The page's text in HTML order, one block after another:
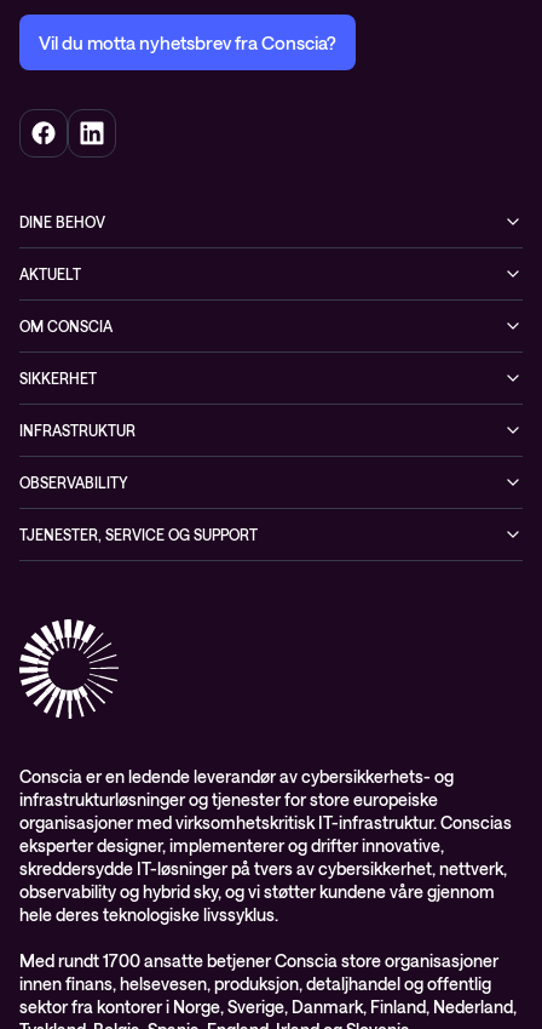
Vil du motta nyhetsbrev fra Conscia?
DINE BEHOV
Sikkerhet
Observability
Tjenester, service og support
AKTUELT
Referanser
Whitepapers
Blogg
Nyheter
OM CONSCIA
Ansatte
Partnere
Presserom
Aktsomhetsvurdering
SIKKERHET
Sikkerhetsløsninger
Conscia ThreatInsights
INFRASTRUKTUR
Løsninger
OBSERVABILITY
TJENESTER, SERVICE OG SUPPORT
Conscia Education Services
Conscia er en ledende leverandør av cybersikkerhets- og
infrastrukturløsninger og tjenester for store europeiske
organisasjoner med virksomhetskritisk IT-infrastruktur. Conscias
eksperter designer, implementerer og drifter innovative,
skreddersydde IT-løsninger på tvers av cybersikkerhet, nettverk,
observability og hybrid sky, og vi støtter kundene våre gjennom
hele deres teknologiske livssyklus.
Med rundt 1700 ansatte betjener Conscia store organisasjoner
innen finans, helsevesen, produksjon, detaljhandel og offentlig
sektor fra kontorer i Norge, Sverige, Danmark, Finland, Nederland,